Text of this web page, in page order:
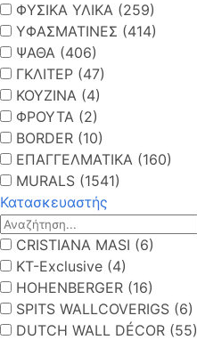
ΦΥΣΙΚΑ ΥΛΙΚΑ (259)
ΥΦΑΣΜΑΤΙΝΕΣ (414)
ΨΑΘΑ (406)
ΓΚΛΙΤΕΡ (47)
ΚΟΥΖΙΝΑ (4)
ΦΡΟΥΤΑ (2)
BORDER (10)
ΕΠΑΓΓΕΛΜΑΤΙΚΑ (160)
MURALS (1541)
Κατασκευαστής
CRISTIANA MASI (6)
KT-Exclusive (4)
HOHENBERGER (16)
SPITS WALLCOVERIGS (6)
DUTCH WALL DÉCOR (55)